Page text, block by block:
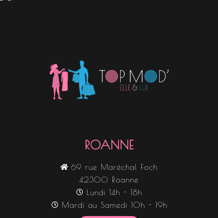
ROANNE
69 rue Maréchal Foch
42300 Roanne
Lundi 14h - 18h
Mardi au Samedi 10h - 19h